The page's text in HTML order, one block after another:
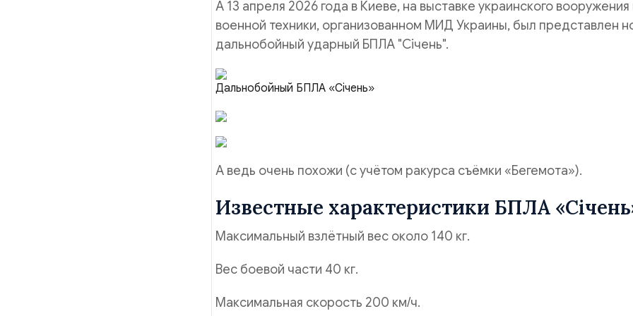
А 13 апреля 2026 года в Киеве, на выставке украинского вооружения
военной техники, организованном МИД Украины, был представлен
дальнобойный ударный БПЛА "Січень".
Дальнобойный БПЛА «Січень»
А ведь очень похожи (с учётом ракурса съёмки «Бегемота»).
Известные характеристики БПЛА
Максимальный взлётный вес около 140 кг.
Вес боевой части 40 кг.
Максимальная скорость 200 км/ч.